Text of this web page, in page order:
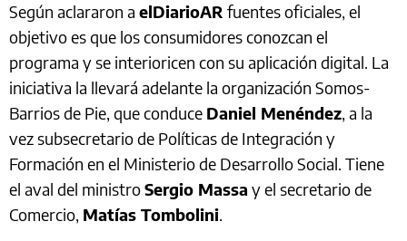
Según aclararon a elDiarioAR fuentes oficiales, el
objetivo es que los consumidores conozcan el
programa y se interioricen con su aplicación digital. La
iniciativa la llevará adelante la organización Somos-
Barrios de Pie, que conduce Daniel Menéndez, a la
vez subsecretario de Políticas de Integración y
Formación en el Ministerio de Desarrollo Social. Tiene
el aval del ministroSergio Massa y el secretario de
Comercio, Matías Tombolini.